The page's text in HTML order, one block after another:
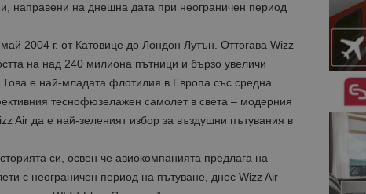
направени на днешна дата при неограничен период
2004 г. от Катовице до Лондон Лутън. Оттогава Wizz
на над 240 милиона пътници и бързо увеличи
е най-младата флотилия в Европа със средна
теснофюзелажен самолет в света – модерния
Air да е най-зеленият избор за въздушни пътувания в
си, освен че авиокомпанията предлага на
с неограничен период на пътуване, днес Wizz Air